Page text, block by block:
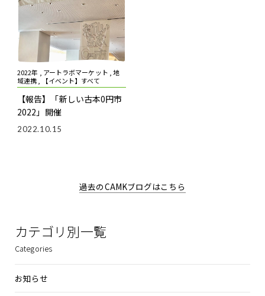
2022年 , アートラボマーケット , 地
域連携 , 【イベント】すべて
【報告】「新しい古本0円市
2022」開催
2022.10.15
過去のCAMKブログはこちら
カテゴリ別一覧
Categories
お知らせ